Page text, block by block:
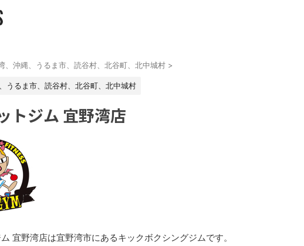
、沖縄、うるま市、読谷村、北谷町、北中城村 >
うるま市、読谷村、北谷町、北中城村
トジム 宜野湾店
宜野湾店は宜野湾市にあるキックボクシングジムです。